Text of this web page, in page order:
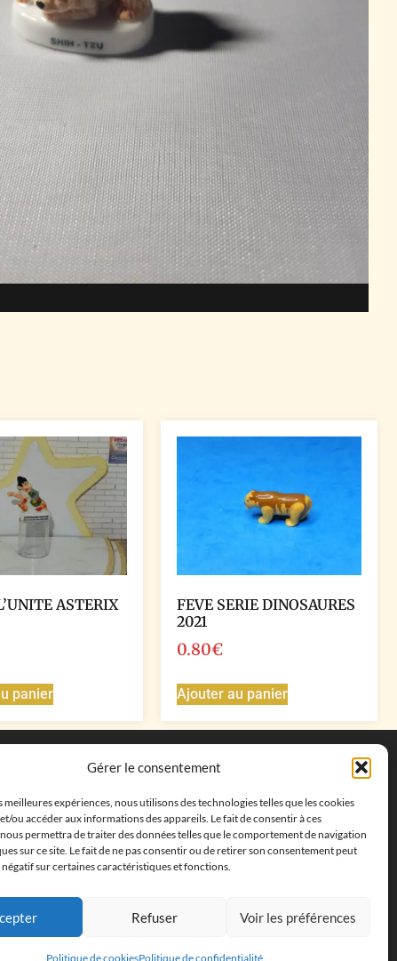
Gérer le consentement
expériences, nous utilisons des technologies telles que les cookies
ou accéder aux informations des appareils. Le fait de consentir à ces
permettra de traiter des données telles que le comportement de navigation
sur ce site. Le fait de ne pas consentir ou de retirer son consentement peut
sur certaines caractéristiques et fonctions.
Refuser Voir les préférences
Politique de cookiesPolitique de confidentialité
ASTERIX
panier
FEVE SERIE DINOSAURES
2021
0.80€
Ajouter au panier
Coordonnées
cléments, 13500 Martigues, France
Téléphone : ‭+33652313256‬
Email :feves.collecstore@gmail.com